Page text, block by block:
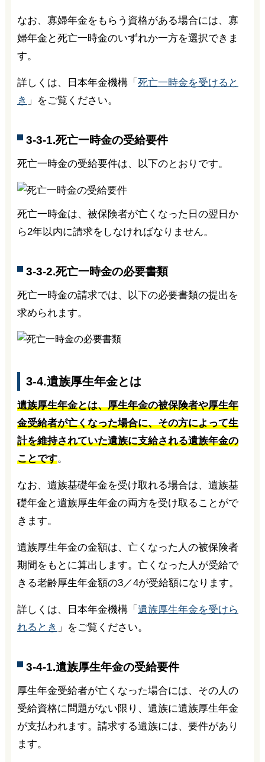
なお、寡婦年金をもらう資格がある場合には、寡
婦年金と死亡一時金のいずれか一方を選択できま
す。
詳しくは、日本年金機構「 死亡一時金を受けると
き 」をご覧ください。
3-3-1.死亡一時金の受給要件
死亡一時金の受給要件は、以下のとおりです。
死亡一時金は、被保険者が亡くなった日の翌日か
ら2年以内に請求をしなければなりません。
3-3-2.死亡一時金の必要書類
死亡一時金の請求では、以下の必要書類の提出を
求められます。
3-4.遺族厚生年金とは
遺族厚生年金とは、厚生年金の被保険者や厚生年
金受給者が亡くなった場合に、その方によって生
計を維持されていた遺族に支給される遺族年金の
ことです。
なお、遺族基礎年金を受け取れる場合は、遺族基
礎年金と遺族厚生年金の両方を受け取ることがで
きます。
遺族厚生年金の金額は、亡くなった人の被保険者
期間をもとに算出します。亡くなった人が受給で
きる老齢厚生年金額の3／4が受給額になります。
詳しくは、日本年金機構「 遺族厚生年金を受けら
れるとき 」をご覧ください。
3-4-1.遺族厚生年金の受給要件
厚生年金受給者が亡くなった場合には、その人の
受給資格に問題がない限り、遺族に遺族厚生年金
が支払われます。請求する遺族には、要件があり
ます。